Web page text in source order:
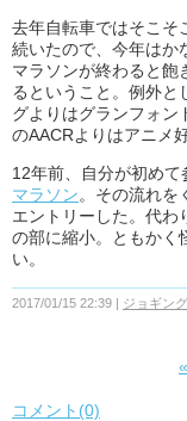
去年自転車ではそこそ
続いたので、今年はか
マラソンが終わると飽
るということ。例外
グよりはグランフォン
のAACRよりはアニメ
12年前、自分が初め
マラソン。その流れを
エントリーした。代わ
の部に縮小。ともかく
い。
2017/01/15 22:39 ジョギング
«
コメント(0)